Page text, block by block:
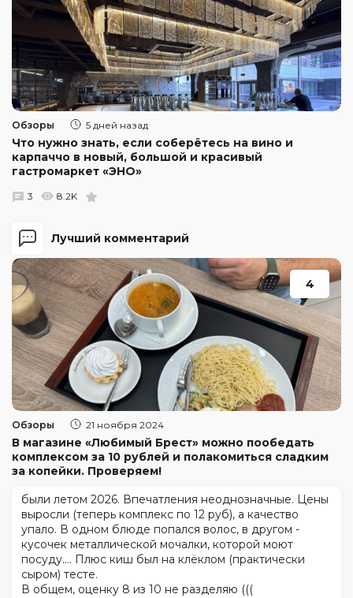
Лучший комментарий
4
Обзоры 21 ноября 2024
В магазине «Любимый Брест» можно пообедать
комплексом за 10 рублей и полакомиться сладким
за копейки. Проверяем!
были летом 2026. Впечатления неоднозначные. Цены
выросли (теперь комплекс по 12 руб), а качество
упало. В одном блюде попался волос, в другом -
кусочек металлической мочалки, которой моют
посуду.... Плюс киш был на клёклом (практически
сыром) тесте.
В общем, оценку 8 из 10 не разделяю (((
Обзоры 5 дней назад
Что нужно знать, если соберётесь на вино и
карпаччо в новый, большой и красивый
гастромаркет «ЭНО»
3 8.2K